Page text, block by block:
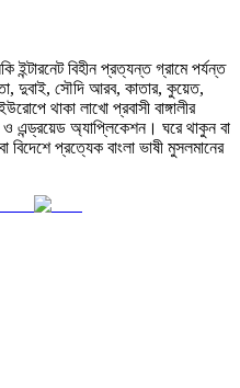
বিহীন প্রত্যন্ত গ্রামে পর্যন্ত
দুবাই, সৌদি আরব, কাতার, কুয়েত,
থাকা লাখো প্রবাসী বাঙ্গালীর
এন্ড্রয়েড অ্যাপ্লিকেশন। ঘরে থাকুন বা
প্রত্যেক বাংলা ভাষী মুসলমানের